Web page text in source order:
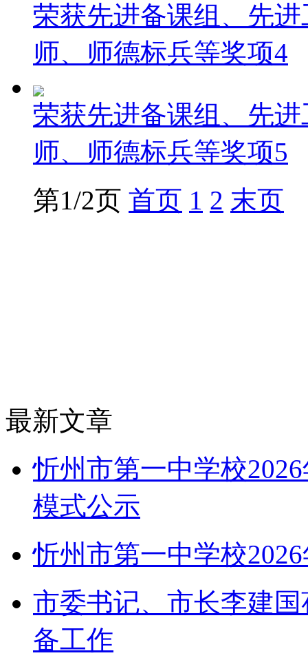
荣获先进备课组、先
师、师德标兵等奖项4
荣获先进备课组、先
师、师德标兵等奖项5
第1/2页 首页 1 2 末页
最新文章
忻州市第一中学校
模式公示
忻州市第一中学校
市委书记、市长李建
备工作